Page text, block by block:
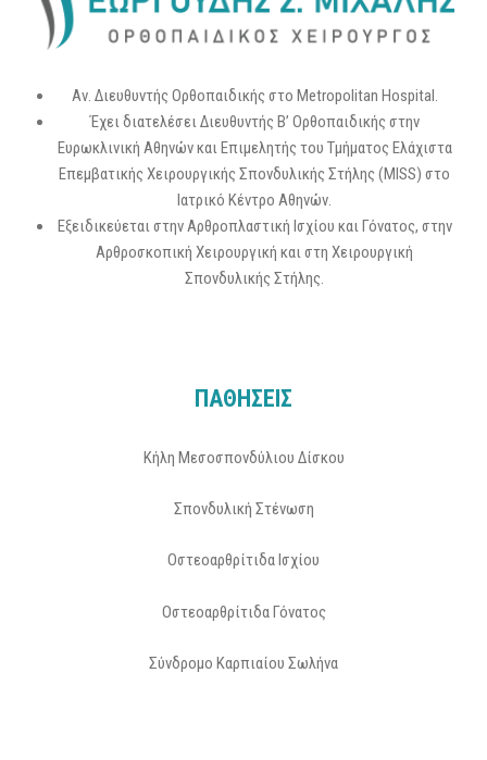
Αν. Διευθυντής Ορθοπαιδικής στο Metropolitan Hospital.
Έχει διατελέσει Διευθυντής Β’ Ορθοπαιδικής στην
Ευρωκλινική Αθηνών και Επιμελητής του Τμήματος Ελάχιστα
Επεμβατικής Χειρουργικής Σπονδυλικής Στήλης (MISS) στο
Ιατρικό Κέντρο Αθηνών.
Εξειδικεύεται στην Αρθροπλαστική Ισχίου και Γόνατος, στην
Αρθροσκοπική Χειρουργική και στη Χειρουργική
Σπονδυλικής Στήλης.
ΠΑΘΗΣΕΙΣ
Κήλη Μεσοσπονδύλιου Δίσκου
Σπονδυλική Στένωση
Οστεοαρθρίτιδα Ισχίου
Οστεοαρθρίτιδα Γόνατος
Σύνδρομο Καρπιαίου Σωλήνα